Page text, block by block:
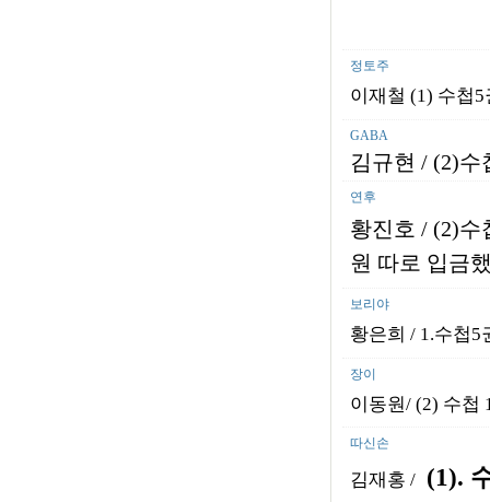
정토주
이재철 (1) 수첩
GABA
김규현 / (2)수
연후
황진호 / (2)수
원 따로 입금
보리야
황은희 / 1.수첩5
장이
이동원/ (2) 수첩
따신손
김재홍 / (1).